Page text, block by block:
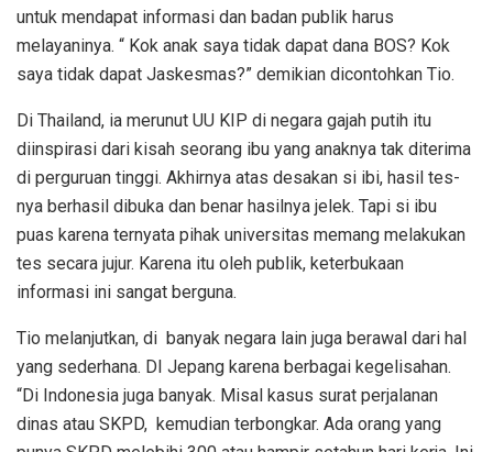
untuk mendapat informasi dan badan publik harus
melayaninya. “ Kok anak saya tidak dapat dana BOS? Kok
saya tidak dapat Jaskesmas?” demikian dicontohkan Tio.
Di Thailand, ia merunut UU KIP di negara gajah putih itu
diinspirasi dari kisah seorang ibu yang anaknya tak diterima
di perguruan tinggi. Akhirnya atas desakan si ibi, hasil tes-
nya berhasil dibuka dan benar hasilnya jelek. Tapi si ibu
puas karena ternyata pihak universitas memang melakukan
tes secara jujur. Karena itu oleh publik, keterbukaan
informasi ini sangat berguna.
Tio melanjutkan, di banyak negara lain juga berawal dari hal
yang sederhana. DI Jepang karena berbagai kegelisahan.
“Di Indonesia juga banyak. Misal kasus surat perjalanan
dinas atau SKPD, kemudian terbongkar. Ada orang yang